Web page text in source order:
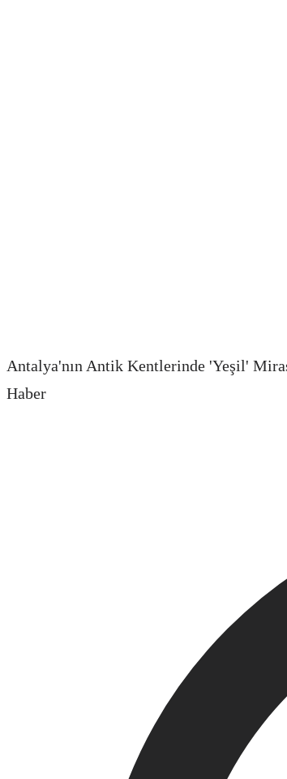
Antalya'nın Antik Kentlerinde 'Yeşil'
Haber